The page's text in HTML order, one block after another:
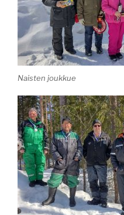
Naisten joukkue